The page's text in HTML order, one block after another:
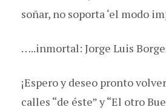
soñar, no soporta ‘el modo
…..inmortal: Jorge Luis
¡Espero y deseo pronto
calles “de éste” y “El otro